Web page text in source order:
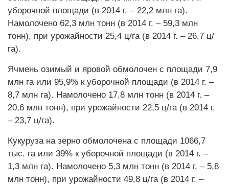
уборочной площади (в 2014 г. – 22,2 млн га).
Намолочено 62,3 млн тонн (в 2014 г. – 59,3 млн
тонн), при урожайности 25,4 ц/га (в 2014 г. – 26,7 ц/
га).
Ячмень озимый и яровой обмолочен с площади 7,9
млн га или 95,9% к уборочной площади (в 2014 г. –
8,7 млн га). Намолочено 17,8 млн тонн (в 2014 г. –
20,6 млн тонн), при урожайности 22,5 ц/га (в 2014 г.
– 23,7 ц/га).
Кукуруза на зерно обмолочена с площади 1066,7
тыс. га или 39% к уборочной площади (в 2014 г. –
1,3 млн га). Намолочено 5,3 млн тонн (в 2014 г. – 5,8
млн тонн), при урожайности 49,8 ц/га (в 2014 г. –